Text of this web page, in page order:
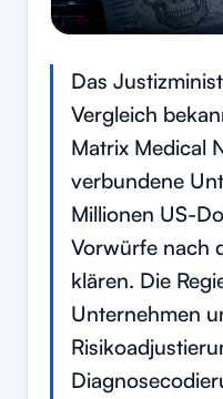
Das
Vergleich
Matrix Medical
verbundene
Millionen US-
Vorwürfe nach
klären. Die
Unternehmen